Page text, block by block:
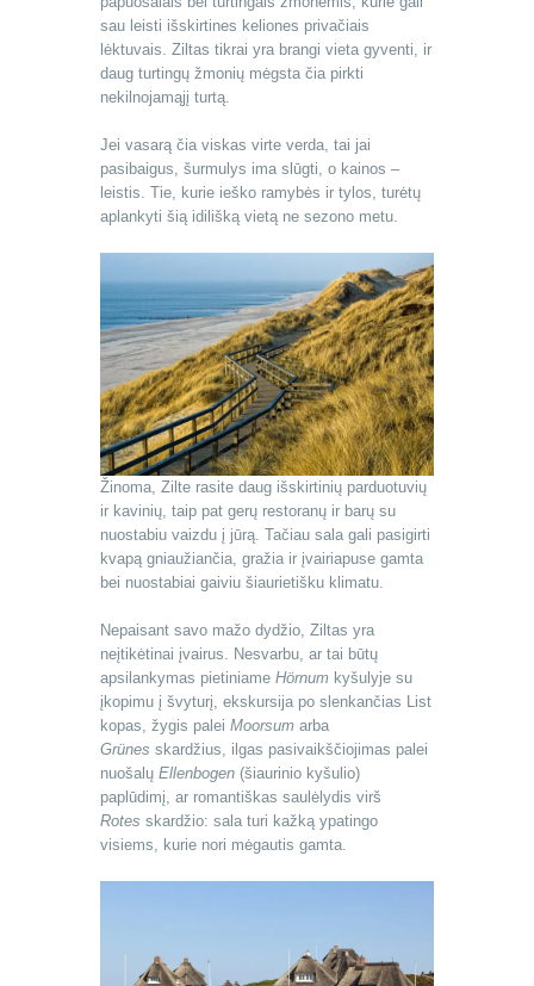
sau leisti išskirtines keliones privačiais
lėktuvais. Ziltas tikrai yra brangi vieta gyventi, ir
daug turtingų žmonių mėgsta čia pirkti
nekilnojamąjį turtą.
Jei vasarą čia viskas virte verda, tai jai
pasibaigus, šurmulys ima slūgti, o kainos –
leistis. Tie, kurie ieško ramybės ir tylos, turėtų
aplankyti šią idilišką vietą ne sezono metu.
Žinoma, Zilte rasite daug išskirtinių parduotuvių
ir kavinių, taip pat gerų restoranų ir barų su
nuostabiu vaizdu į jūrą. Tačiau sala gali pasigirti
kvapą gniaužiančia, gražia ir įvairiapuse gamta
bei nuostabiai gaiviu šiaurietišku klimatu.
Nepaisant savo mažo dydžio, Ziltas yra
neįtikėtinai įvairus. Nesvarbu, ar tai būtų
apsilankymas pietiniame Hörnum kyšulyje su
įkopimu į švyturį, ekskursija po slenkančias List
kopas, žygis palei Moorsum arba
Grünes skardžius, ilgas pasivaikščiojimas palei
nuošalų Ellenbogen (šiaurinio kyšulio)
paplūdimį, ar romantiškas saulėlydis virš
Rotes skardžio: sala turi kažką ypatingo
visiems, kurie nori mėgautis gamta.